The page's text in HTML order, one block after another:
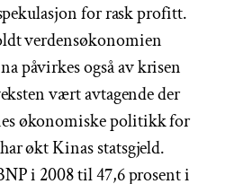
for rask profitt.
verdensøkonomien
påvirkes også av krisen
vært avtagende der
økonomiske politikk for
økt Kinas statsgjeld.
i 2008 til 47,6 prosent i